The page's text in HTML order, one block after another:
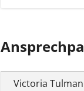
Victoria